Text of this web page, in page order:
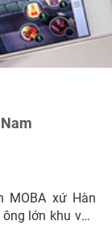
MOBA xứ Hàn
lớn khu vực